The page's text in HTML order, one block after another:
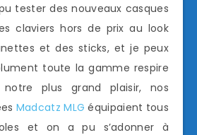
tester des nouveaux casques
claviers hors de prix au look
et des sticks, et je peux
toute la gamme respire
plus grand plaisir, nos
Madcatz MLGéquipaient tous
et on a pu s’adonner à